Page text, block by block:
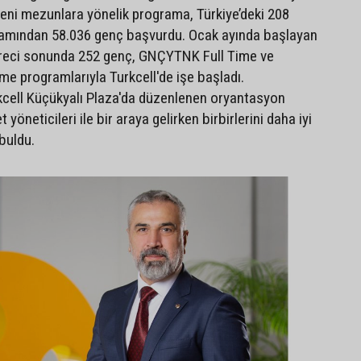
mezunlara yönelik programa, Türkiye’deki 208
58.036 genç başvurdu. Ocak ayında başlayan
sonunda 252 genç, GNÇYTNK Full Time ve
programlarıyla Turkcell'de işe başladı.
Küçükyalı Plaza'da düzenlenen oryantasyon
yöneticileri ile bir araya gelirken birbirlerini daha iyi